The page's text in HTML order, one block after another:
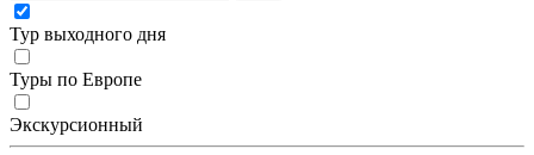
Тур выходного дня
Туры по Европе
Экскурсионный